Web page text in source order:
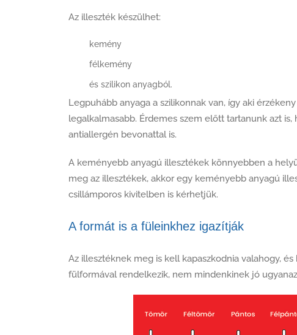
Az illeszték készülhet:
kemény
félkemény
és szilikon anyagból.
Legpuhább anyaga a szilikonnak van, így aki
legalkalmasabb. Érdemes szem előtt tartanunk azt
antiallergén bevonattal is.
A keményebb anyagú illesztékek könnyebben a
meg az illesztékek, akkor egy keményebb anyagú
csillámporos kivitelben is kérhetjük.
A formát is a füleinkhez igazítják
Az illesztéknek meg is kell kapaszkodnia valahogy,
fülformával rendelkezik, nem mindenkinek jó